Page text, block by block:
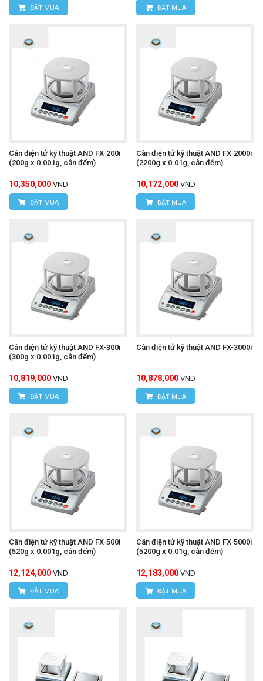
ĐẶT MUA ĐẶT MUA
Cân điện tử kỹ thuật AND FX-200i
(200g x 0.001g, cân đếm)
10,350,000 VND
ĐẶT MUA
Cân điện tử kỹ thuật AND FX-2000i
(2200g x 0.01g, cân đếm)
10,172,000 VND
ĐẶT MUA
Cân điện tử kỹ thuật AND FX-300i
(300g x 0.001g, cân đếm)
10,819,000 VND
ĐẶT MUA
Cân điện tử kỹ thuật AND FX-3000i
10,878,000 VND
ĐẶT MUA
Cân điện tử kỹ thuật AND FX-500i
(520g x 0.001g, cân đếm)
12,124,000 VND
ĐẶT MUA
Cân điện tử kỹ thuật AND FX-5000i
(5200g x 0.01g, cân đếm)
12,183,000 VND
ĐẶT MUA